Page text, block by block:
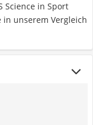
Science in Sport
unserem Vergleich